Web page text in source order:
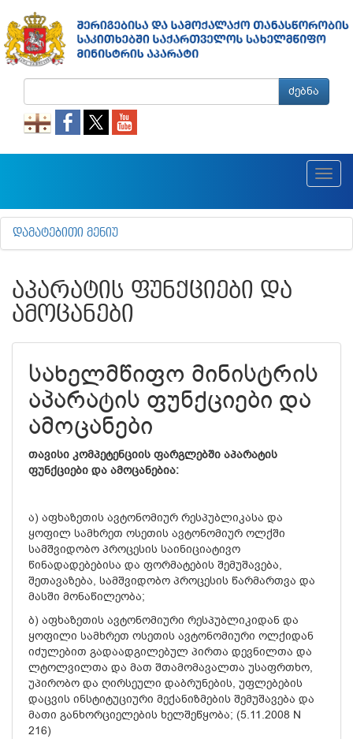
ძებნა
ᲓᲐᲛᲐᲢᲔᲑᲘᲗᲘ ᲛᲔᲜᲘᲣ
ᲐᲞᲐᲠᲐᲢᲘᲡ ᲤᲣᲜᲥᲪᲘᲔᲑᲘ ᲓᲐ
ᲐᲛᲝᲪᲐᲜᲔᲑᲘ
სახელმწიფო მინისტრის
აპარატის ფუნქციები და
ამოცანები
თავისი კომპეტენციის ფარგლებში აპარატის
ფუნქციები და ამოცანებია:
ა) აფხაზეთის ავტონომიურ რესპუბლიკასა და
ყოფილ სამხრეთ ოსეთის ავტონომიურ ოლქში
სამშვიდობო პროცესის საინიციატივო
წინადადებებისა და ფორმატების შემუშავება,
შეთავაზება, სამშვიდობო პროცესის წარმართვა და
მასში მონაწილეობა;
ბ) აფხაზეთის ავტონომიური რესპუბლიკიდან და
ყოფილი სამხრეთ ოსეთის ავტონომიური ოლქიდან
იძულებით გადაადგილებულ პირთა დევნილთა და
ლტოლვილთა და მათ შთამომავალთა უსაფრთხო,
უპირობო და ღირსეული დაბრუნების, უფლებების
დაცვის ინსტიტუციური მექანიზმების შემუშავება და
მათი განხორციელების ხელშეწყობა; (5.11.2008 N
216)